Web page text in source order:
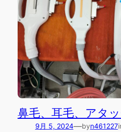
鼻毛、耳毛、アタ
9月 5, 2024—byn461227